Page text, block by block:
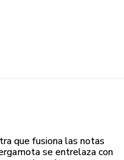
que fusiona las notas
se entrelaza con